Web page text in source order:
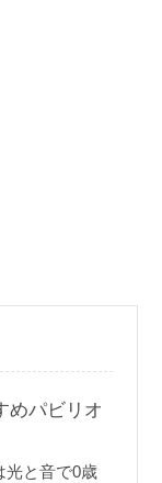
めパビリオ
と音で0歳